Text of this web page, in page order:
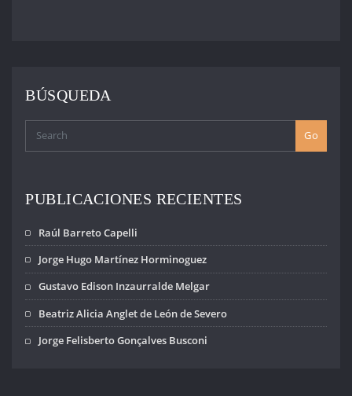
BÚSQUEDA
Go
PUBLICACIONES RECIENTES
Raúl Barreto Capelli
Jorge Hugo Martínez Horminoguez
Gustavo Edison Inzaurralde Melgar
Beatriz Alicia Anglet de León de Severo
Jorge Felisberto Gonçalves Busconi